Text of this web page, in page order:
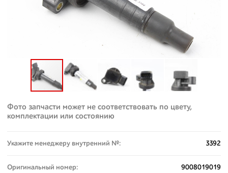
Фото запчасти может не соответствовать по цвету,
комплектации или состоянию
Укажите менеджеру внутренний №: 3392
Оригинальный номер: 9008019019